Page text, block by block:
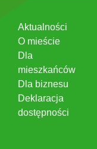
Aktualności
O mieście
Dla
mieszkańców
Dla biznesu
Deklaracja
dostępności